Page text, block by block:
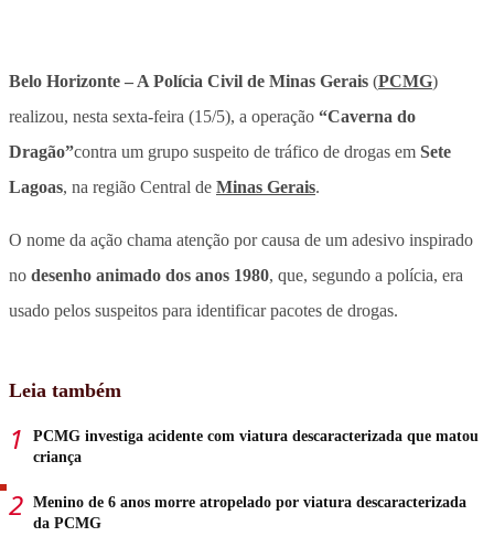
Belo Horizonte – A Polícia Civil de Minas Gerais (PCMG)
realizou, nesta sexta-feira (15/5), a operação “Caverna do
Dragão”contra um grupo suspeito de tráfico de drogas em Sete
Lagoas, na região Central de Minas Gerais.
O nome da ação chama atenção por causa de um adesivo inspirado
no desenho animado dos anos 1980, que, segundo a polícia, era
usado pelos suspeitos para identificar pacotes de drogas.
Leia também
PCMG investiga acidente com viatura descaracterizada que matou
criança
Menino de 6 anos morre atropelado por viatura descaracterizada
da PCMG